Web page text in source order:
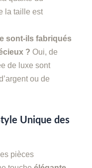
la taille est
sont-ils fabriqués
? Oui, de
de luxe sont
ou de
Unique des
pièces